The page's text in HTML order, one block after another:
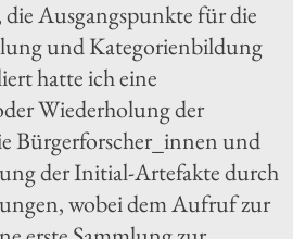
Ausgangspunkte für die
und Kategorienbildung
hatte ich eine
Wiederholung der
Bürgerforscher_innen und
der Initial-Artefakte durch
wobei dem Aufruf zur